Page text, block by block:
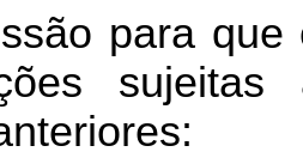
para
sujeitas